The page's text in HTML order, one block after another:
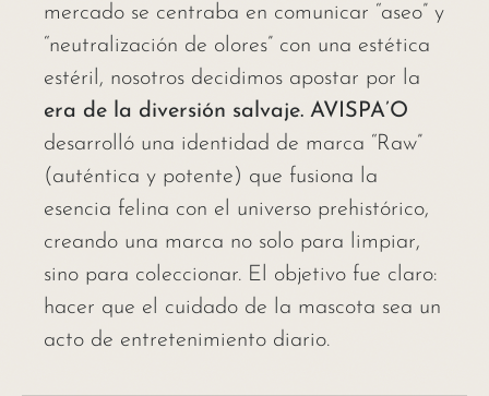
mercado se centraba en comunicar “aseo” y
“neutralización de olores” con una estética
estéril, nosotros decidimos apostar por la
era de la diversión salvaje. AVISPA’O
desarrolló una identidad de marca “Raw”
(auténtica y potente) que fusiona la
esencia felina con el universo prehistórico,
creando una marca no solo para limpiar,
sino para coleccionar. El objetivo fue claro:
hacer que el cuidado de la mascota sea un
acto de entretenimiento diario.